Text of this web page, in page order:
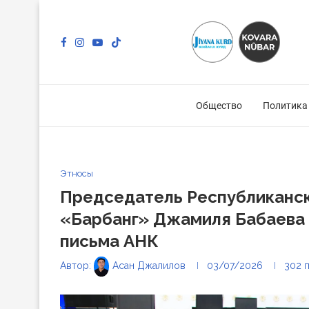
Общество Политика
Этносы
Председатель
«Барбанг» Джамиля Бабаева
письма АНК
Автор: Асан Джалилов 03/07/2026 302